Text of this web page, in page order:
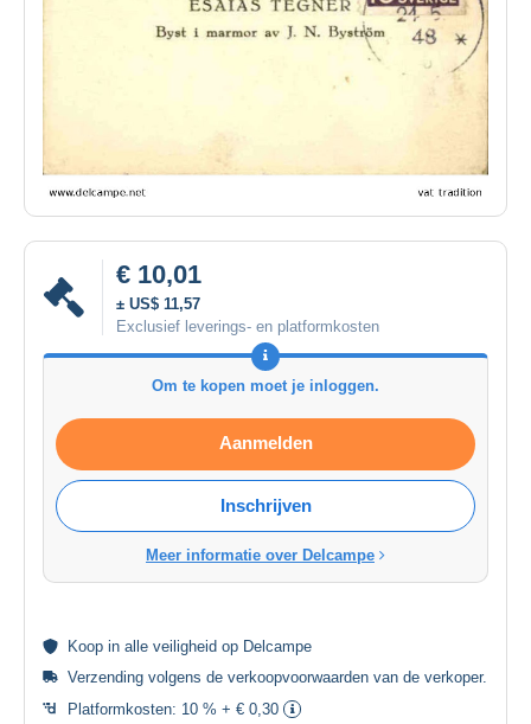
€ 10,01
± US$ 11,57
Exclusief leverings- en platformkosten
Om te kopen moet je inloggen.
Aanmelden
Inschrijven
Meer informatie over Delcampe
Koop in alle veiligheid op Delcampe
Verzending volgens de verkoopvoorwaarden van de verkoper.
Platformkosten: 10 % + € 0,30